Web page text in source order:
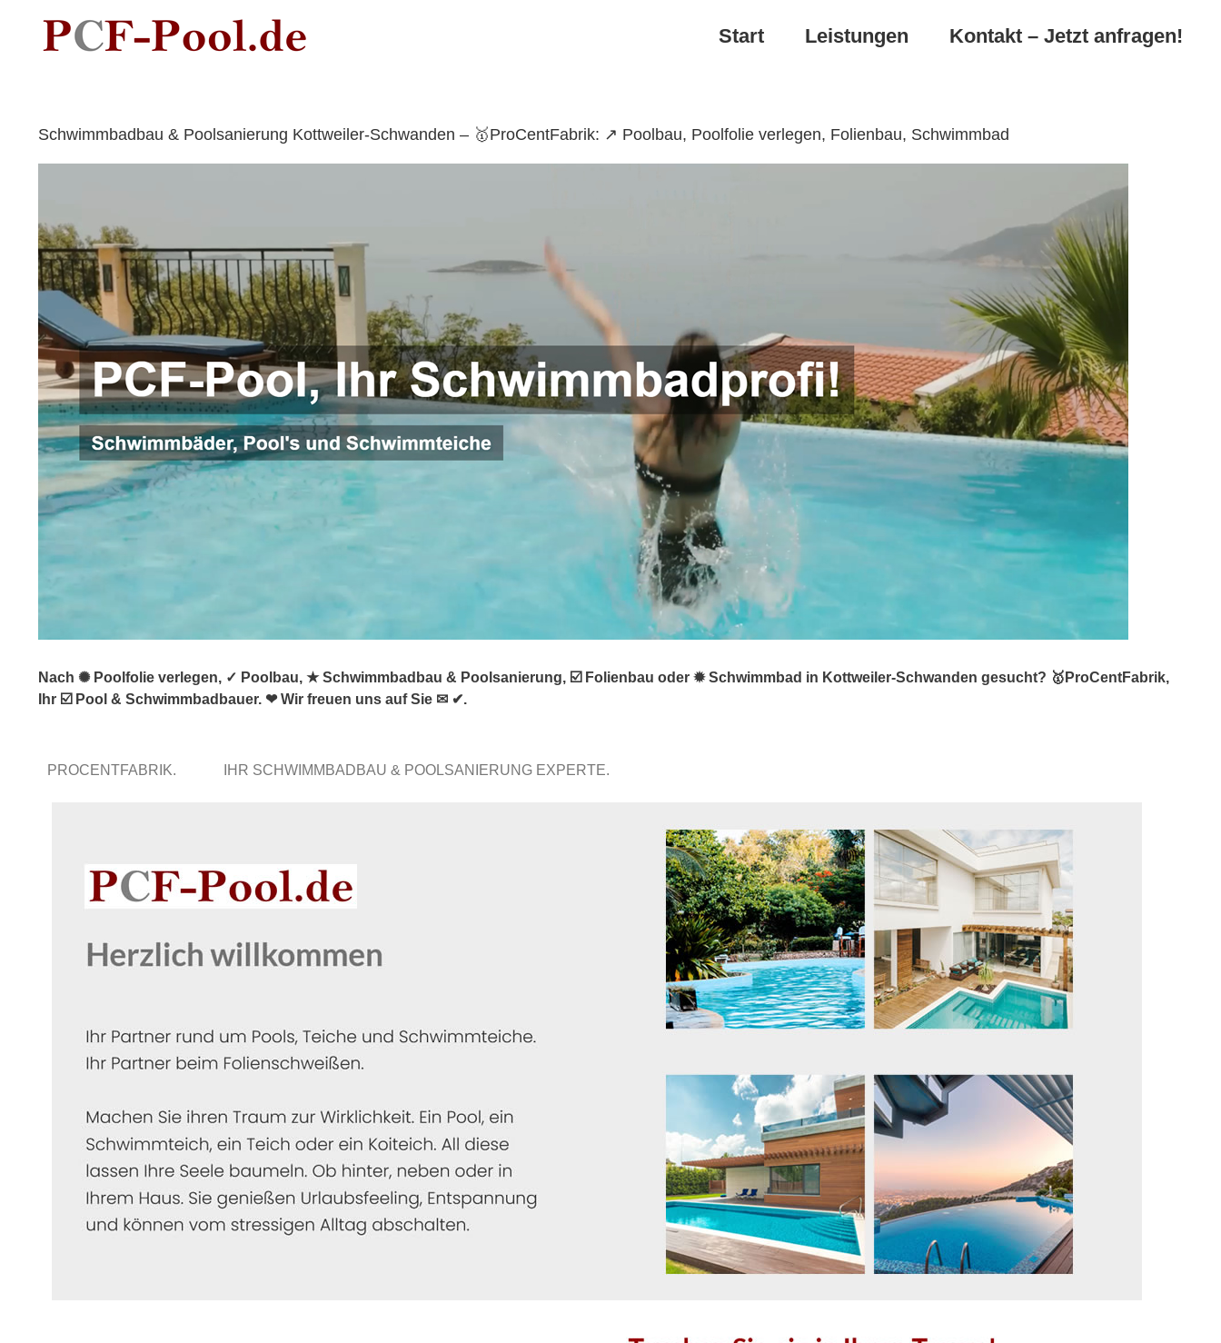
content
Start Leistungen Kontakt – Jetzt anfragen!
Schwimmbadbau & Poolsanierung Kottweiler-Schwanden – 🥇ProCentFabrik: ↗️ Poolbau, Poolfolie verlegen, Folienbau, Schwimmbad
Nach ✺ Poolfolie verlegen, ✓ Poolbau, ★ Schwimmbadbau & Poolsanierung, ☑️ Folienbau oder ✹ Schwimmbad in Kottweiler-Schwanden gesucht? 🥇ProCentFabrik,
Ihr ☑️ Pool & Schwimmbadbauer. ❤ Wir freuen uns auf Sie ✉ ✔.
PROCENTFABRIK. IHR SCHWIMMBADBAU & POOLSANIERUNG EXPERTE.